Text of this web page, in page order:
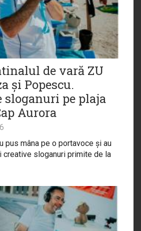
de vară ZU
și Popescu.
sloganuri pe plaja
Aurora
pus mâna pe o portavoce și au
creative sloganuri primite de la